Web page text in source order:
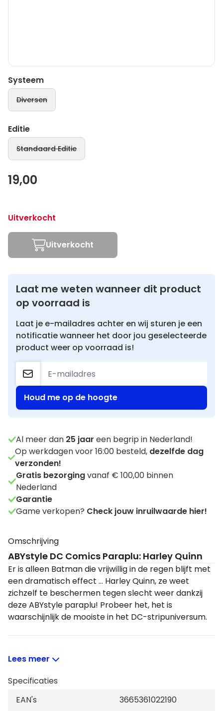
Systeem
Diversen
Editie
Standaard Editie
19,00
Uitverkocht
Uitverkocht
Laat me weten wanneer dit product
op voorraad is
Laat je e-mailadres achter en wij sturen je een
notificatie wanneer het door jou geselecteerde
product weer op voorraad is!
Houd me op de hoogte
Al meer dan 25 jaar een begrip in Nederland!
Op werkdagen voor 16:00 besteld, dezelfde dag
verzonden!
Gratis bezorgingvanaf € 100,00 binnen
Nederland
Garantie
Game verkopen? Check jouw inruilwaarde hier!
Omschrijving
ABYstyle DC Comics Paraplu: Harley Quinn
Er is alleen Batman die vrijwillig in de regen blijft met
een dramatisch effect ... Harley Quinn, ze weet
zichzelf te beschermen tegen slecht weer dankzij
deze ABYstyle paraplu! Probeer het, het is
waarschijnlijk de mooiste in het DC-stripuniversum.
Kenmerken:
Afmetingen: circa 96 cm in open diameter, circa H.
Rubberen handgreep met automatisch
Lees meer
Specificaties
EAN's
3665361022190